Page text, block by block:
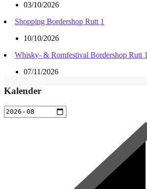
03/10/2026
Shopping Bordershop Rutt 1
10/10/2026
Whisky- & Romfestival Bordershop Rutt 1
07/11/2026
Kalender